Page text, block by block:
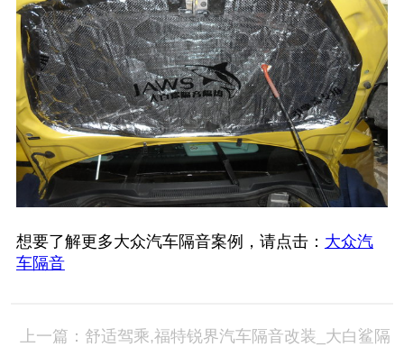
想要了解更多大众汽车隔音案例，请点击： 大众汽
车隔音
上一篇：舒适驾乘,福特锐界汽车隔音改装_大白鲨隔